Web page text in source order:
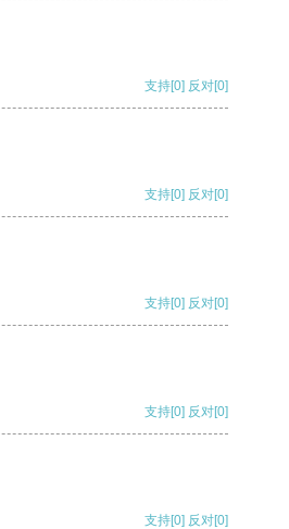
支持[0] 反对[0]
支持[0] 反对[0]
支持[0] 反对[0]
支持[0] 反对[0]
支持[0] 反对[0]